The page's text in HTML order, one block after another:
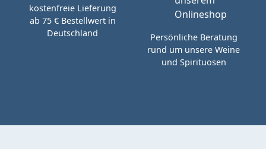
kostenfreie Lieferung
ab 75 € Bestellwert in
Deutschland
Persönliche Beratung
rund um unsere Weine
und Spirituosen